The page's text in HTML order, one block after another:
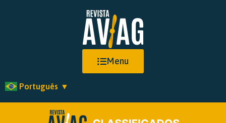
Menu
Português ▼